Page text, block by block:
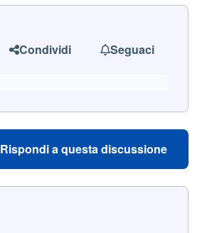
Condividi Seguaci
Rispondi a questa discussione